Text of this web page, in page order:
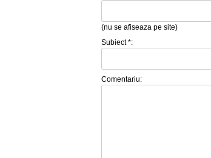
(nu se afiseaza pe site)
Subiect *:
Comentariu: